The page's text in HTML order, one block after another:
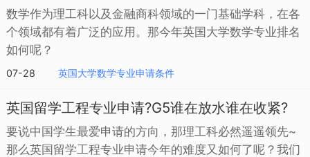
数学作为理工科以及金融商科领域的一门基础学科，在各
个领域都有着广泛的应用。那今年英国大学数学专业排名
如何呢？
07-28 英国大学数学专业申请条件
英国留学工程专业申请?G5谁在放水谁在收紧?
要说中国学生最爱申请的方向，那理工科必然遥遥领先~
那么英国留学工程专业申请今年的难度又如何了呢？我们